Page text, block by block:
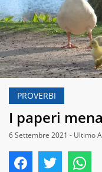
PROVERBI
I paperi
6 Settembre 2021 - Ultimo